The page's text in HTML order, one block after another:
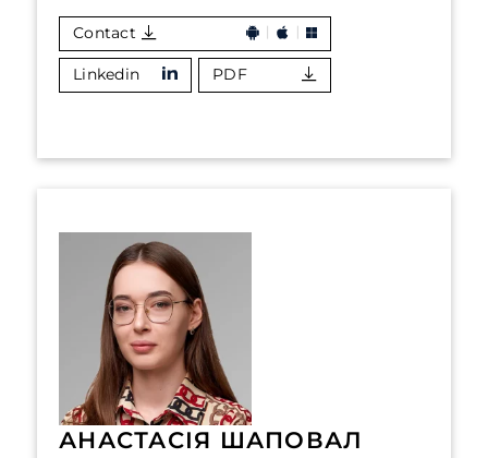
Contact
Linkedin PDF
АНАСТАСІЯ ШАПОВАЛ